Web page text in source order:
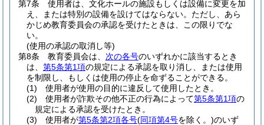
第7条
使用者は、文化ホールの施設もしくは設備に変更を加
え、または特別の設備を設けてはならない。 ただし、あら
かじめ教育委員会の承認を受けたときは、この限りでな
い。
(使用の承認の取消し等)
第8条
教育委員会は、 次の各号のいずれかに該当するとき
は、 第5条第1項の規定による承認を取り消し、または使用
を制限し、もしくは使用の停止を命ずることができる。
(1)
使用者が使用の目的に違反して使用したとき。
(2)
使用者が詐欺その他不正の行為によって第5条第1項の
規定による承認を受けたとき。
(3)
使用者が第5条第2項各号(同項第4号を除く。)のいず